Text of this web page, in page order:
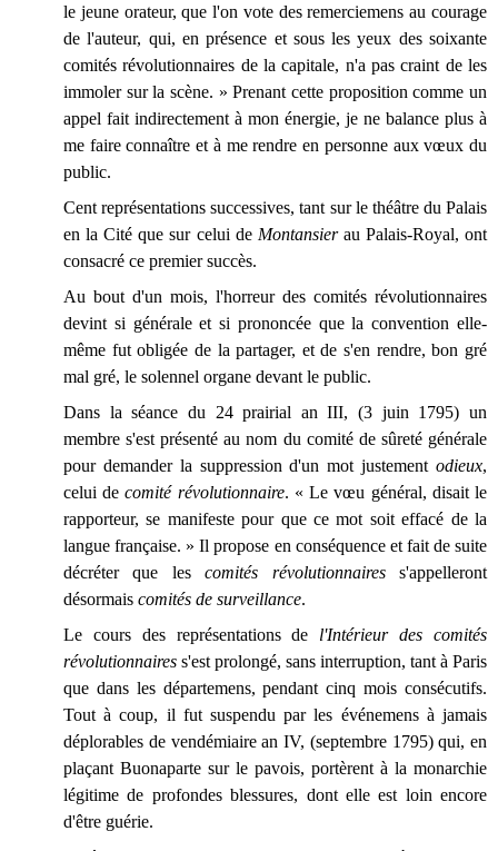
le jeune orateur, que l'on vote des remerciemens au courage
de l'auteur, qui, en présence et sous les yeux des soixante
comités révolutionnaires de la capitale, n'a pas craint de les
immoler sur la scène. » Prenant cette proposition comme un
appel fait indirectement à mon énergie, je ne balance plus à
me faire connaître et à me rendre en personne aux vœux du
public.
Cent représentations successives, tant sur le théâtre du Palais
en la Cité que sur celui de Montansierau Palais-Royal, ont
consacré ce premier succès.
Au bout d'un mois, l'horreur des comités révolutionnaires
devint si générale et si prononcée que la convention elle-
même fut obligée de la partager, et de s'en rendre, bon gré
mal gré, le solennel organe devant le public.
Dans la séance du 24 prairial an III, (3 juin 1795) un
membre s'est présenté au nom du comité de sûreté générale
pour demander la suppression d'un mot justement odieux,
celui decomité révolutionnaire. « Le vœu général, disait le
rapporteur, se manifeste pour que ce mot soit effacé de la
langue française. » Il propose en conséquence et fait de suite
décréter que lescomités révolutionnairess'appelleront
désormais comités de surveillance.
Le cours des représentations de l'Intérieur des comités
révolutionnaires s'est prolongé, sans interruption, tant à Paris
que dans les départemens, pendant cinq mois consécutifs.
Tout à coup, il fut suspendu par les événemens à jamais
déplorables de vendémiaire an IV, (septembre 1795) qui, en
plaçant Buonaparte sur le pavois, portèrent à la monarchie
légitime de profondes blessures, dont elle est loin encore
d'être guérie.